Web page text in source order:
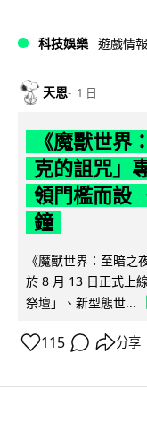
科技娛樂 遊戲情報
天恩 1 日
《魔獸世界
克的詛咒」
領門檻而設
鐘
《魔獸世界：至暗
於 8 月 13 日正式上
祭壇」、新型態世...
115 分享